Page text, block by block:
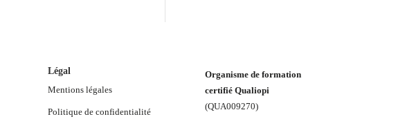
Légal
Mentions légales
Politique de confidentialité
Organisme de formation
certifié Qualiopi
(QUA009270)